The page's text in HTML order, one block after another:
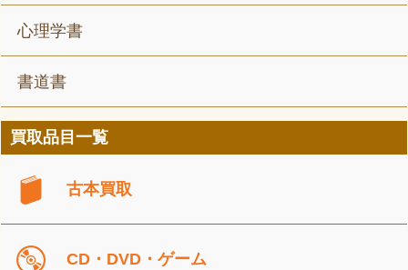
心理学書
書道書
買取品目一覧
古本買取
CD・DVD・ゲーム